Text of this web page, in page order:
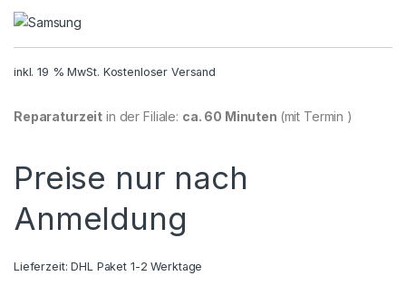
inkl. 19 % MwSt. Kostenloser Versand
Reparaturzeit in der Filiale: ca. 60 Minuten (mit Termin )
Preise nur nach
Anmeldung
Lieferzeit:DHL Paket 1-2 Werktage